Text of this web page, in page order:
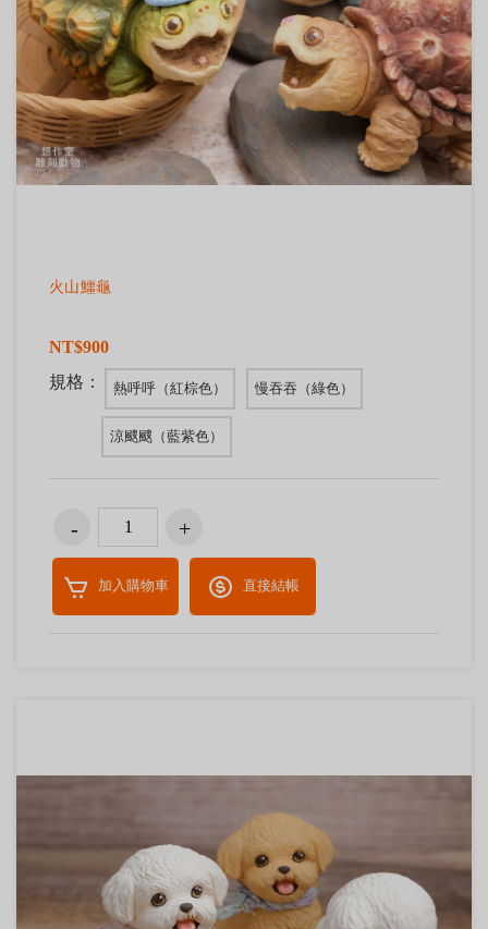
火山鱷龜
NT$900
規格：
熱呼呼（紅棕色） 慢吞吞（綠色）
涼颼颼（藍紫色）
加入購物車 直接結帳